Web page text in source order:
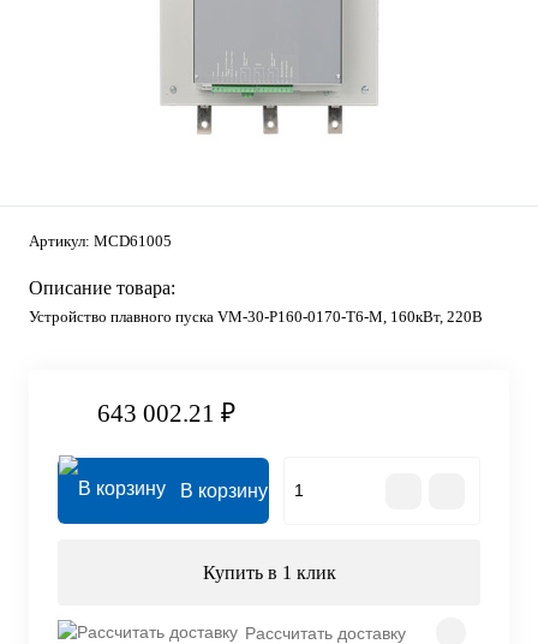
Артикул: MCD61005
Описание товара:
Устройство плавного пуска VM-30-P160-0170-T6-M, 160кВт, 220В
643 002.21 ₽
В корзину
Купить в 1 клик
Рассчитать доставку